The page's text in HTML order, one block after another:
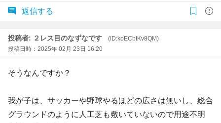
返信する
投稿者: ２レス目のなずなです
(ID:koECbtKv8QM)
投稿日時：2025年 02月 23日 16:20
そうなんですか？
我が子は、サッカーや野球やるほどの広さは無いし、総合
グラウンドのように人工芝も敷いていないので用途不明